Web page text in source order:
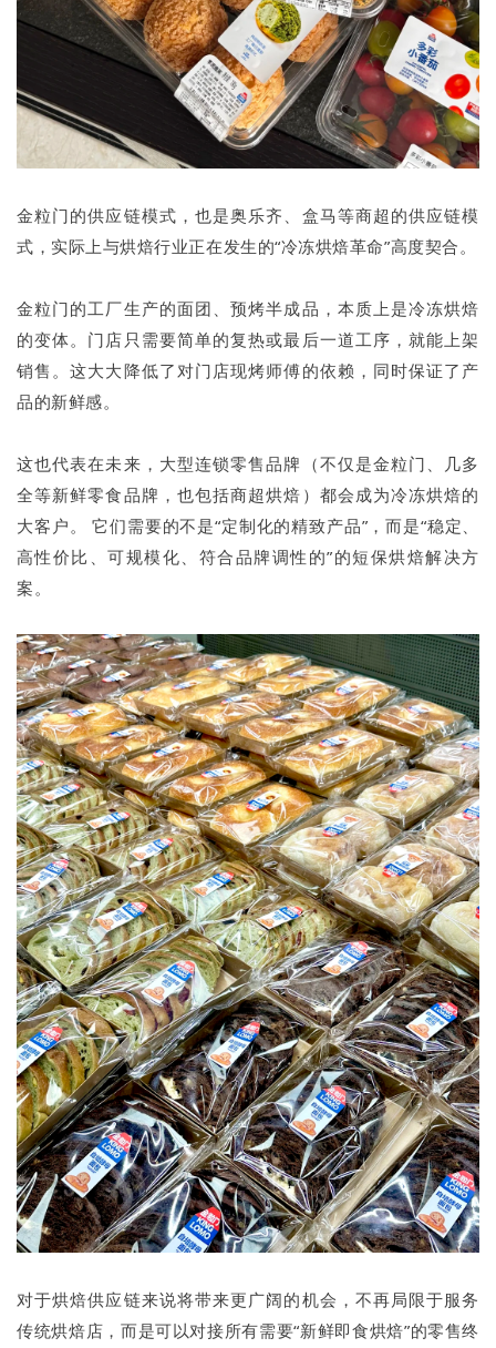
金粒门的供应链模式，也是奥乐齐、盒马等商超的供应链模
式，实际上与烘焙行业正在发生的“冷冻烘焙革命”高度契合。
金粒门的工厂生产的面团、预烤半成品，本质上是冷冻烘焙
的变体。门店只需要简单的复热或最后一道工序，就能上架
销售。这大大降低了对门店现烤师傅的依赖，同时保证了产
品的新鲜感。
这也代表在未来，大型连锁零售品牌（不仅是金粒门、几多
全等新鲜零食品牌，也包括商超烘焙）都会成为冷冻烘焙的
大客户。 它们需要的不是“定制化的精致产品”，而是“稳定、
高性价比、可规模化、符合品牌调性的”的短保烘焙解决方
案。
对于烘焙供应链来说将带来更广阔的机会，不再局限于服务
传统烘焙店，而是可以对接所有需要“新鲜即食烘焙”的零售终